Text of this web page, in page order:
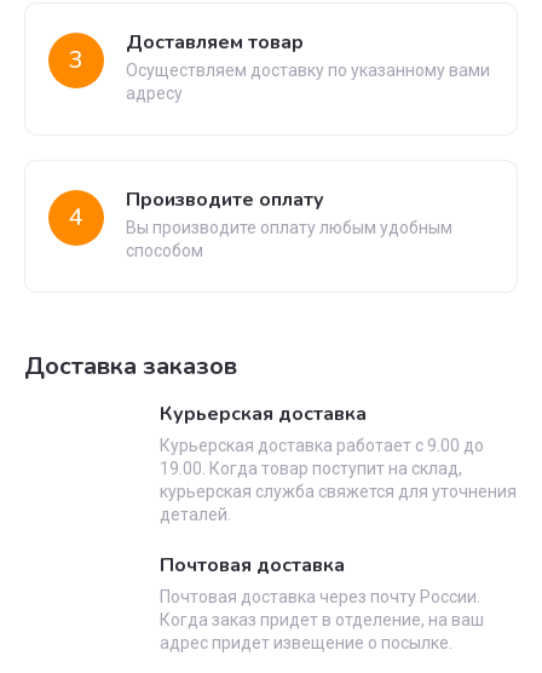
3
Доставляем товар
Осуществляем доставку по указанному вами
адресу
4
Производите оплату
Вы производите оплату любым удобным
способом
Доставка заказов
Курьерская доставка
Курьерская доставка работает с 9.00 до
19.00. Когда товар поступит на склад,
курьерская служба свяжется для уточнения
деталей.
Почтовая доставка
Почтовая доставка через почту России.
Когда заказ придет в отделение, на ваш
адрес придет извещение о посылке.